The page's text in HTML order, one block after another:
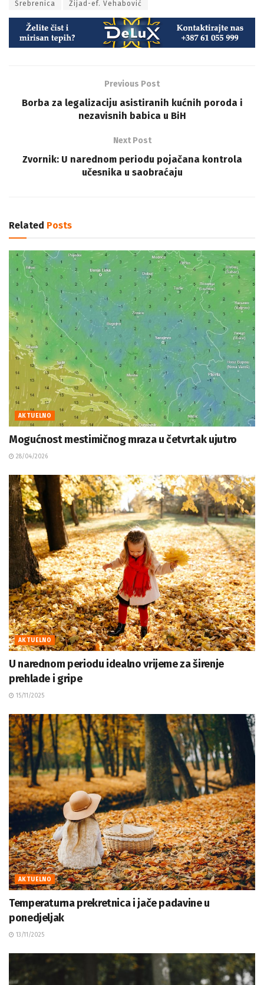
Srebrenica Zijad-ef. Vehabović
Previous Post
Borba za legalizaciju asistiranih kućnih poroda i
nezavisnih babica u BiH
Next Post
Zvornik: U narednom periodu pojačana kontrola
učesnika u saobraćaju
Related Posts
AKTUELNO
Mogućnost mestimičnog mraza u četvrtak ujutro
28/04/2026
AKTUELNO
U narednom periodu idealno vrijeme za širenje
prehlade i gripe
15/11/2025
AKTUELNO
Temperaturna prekretnica i jače padavine u
ponedjeljak
13/11/2025